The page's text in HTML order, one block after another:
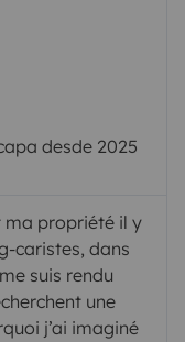
desde 2025
ma propriété il y
caristes, dans
suis rendu
une
j’ai imaginé